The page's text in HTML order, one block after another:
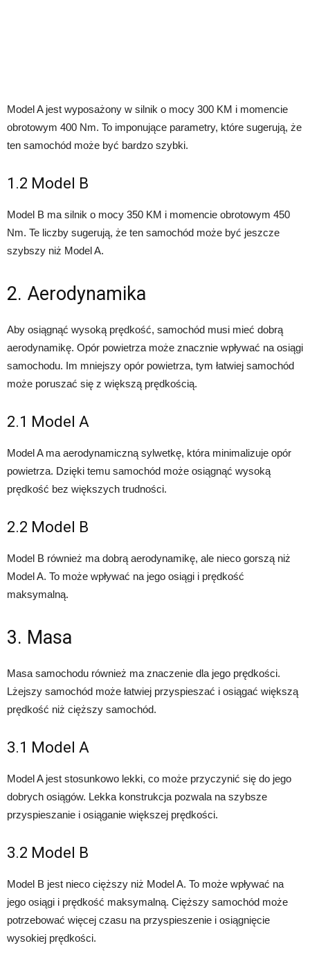
Model A jest wyposażony w silnik o mocy 300 KM i momencie
obrotowym 400 Nm. To imponujące parametry, które sugerują, że
ten samochód może być bardzo szybki.
1.2 Model B
Model B ma silnik o mocy 350 KM i momencie obrotowym 450
Nm. Te liczby sugerują, że ten samochód może być jeszcze
szybszy niż Model A.
2. Aerodynamika
Aby osiągnąć wysoką prędkość, samochód musi mieć dobrą
aerodynamikę. Opór powietrza może znacznie wpływać na osiągi
samochodu. Im mniejszy opór powietrza, tym łatwiej samochód
może poruszać się z większą prędkością.
2.1 Model A
Model A ma aerodynamiczną sylwetkę, która minimalizuje opór
powietrza. Dzięki temu samochód może osiągnąć wysoką
prędkość bez większych trudności.
2.2 Model B
Model B również ma dobrą aerodynamikę, ale nieco gorszą niż
Model A. To może wpływać na jego osiągi i prędkość
maksymalną.
3. Masa
Masa samochodu również ma znaczenie dla jego prędkości.
Lżejszy samochód może łatwiej przyspieszać i osiągać większą
prędkość niż cięższy samochód.
3.1 Model A
Model A jest stosunkowo lekki, co może przyczynić się do jego
dobrych osiągów. Lekka konstrukcja pozwala na szybsze
przyspieszanie i osiąganie większej prędkości.
3.2 Model B
Model B jest nieco cięższy niż Model A. To może wpływać na
jego osiągi i prędkość maksymalną. Cięższy samochód może
potrzebować więcej czasu na przyspieszenie i osiągnięcie
wysokiej prędkości.